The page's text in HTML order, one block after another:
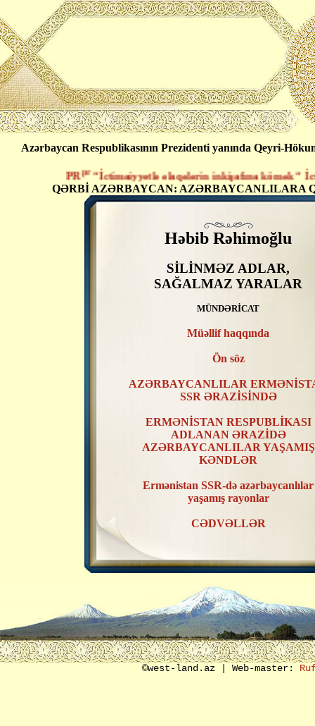
Azərbaycan Respublikasının Prezidenti yanında Qeyri-
pr“İctimaiyyətlə əlaqələrin inkişafına kömək “
QƏRBİ AZƏRBAYCAN: AZƏRBAYCANLILARA
Həbib Rəhimoğlu
SİLİNMƏZ ADLAR,
SAĞALMAZ YARALAR
MÜNDƏRİCAT
Müəllif haqqında
Ön söz
AZƏRBAYCANLILAR
SSR ƏRAZİSİNDƏ
ERMƏNİSTAN RESPUBLİKASI
ADLANAN ƏRAZİDƏ
AZƏRBAYCANLILAR YAŞAMIŞ
KƏNDLƏR
Ermənistan SSR-də azərbaycanlılar
yaşamış rayonlar
CƏDVƏLLƏR
ERMƏNİSTAN SSR
AZƏRBAYCANLILAR YAŞAMIŞ
KƏNDLƏRİN RAYONLAR
TƏSNİFATI
SON SÖZ ƏVƏZİ
©west-land.az | Web-master: